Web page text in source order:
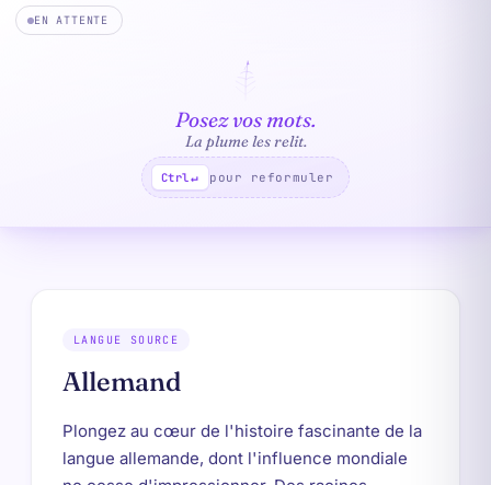
EN ATTENTE
Posez vos mots.
La plume les relit.
Ctrl↵ pour reformuler
LANGUE SOURCE
Allemand
Plongez au cœur de l'histoire fascinante de la
langue allemande, dont l'influence mondiale